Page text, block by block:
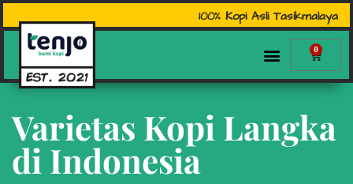
100% Kopi Asli Tasikmalaya
0
Varietas Kopi Langka
di Indonesia